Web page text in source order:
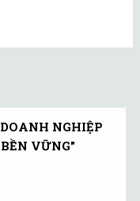
NGHIỆP
VỮNG"